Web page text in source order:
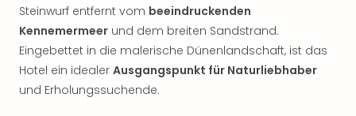
Steinwurf entfernt vom beeindruckenden
Kennemermeer und dem breiten Sandstrand.
Eingebettet in die malerische Dünenlandschaft, ist das
Hotel ein idealer Ausgangspunkt für Naturliebhaber
und Erholungssuchende.